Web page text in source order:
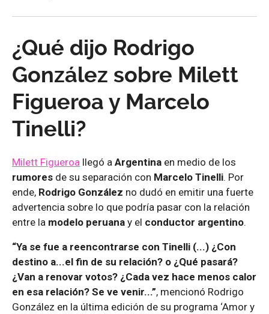
¿Qué dijo Rodrigo
González sobre Milett
Figueroa y Marcelo
Tinelli?
Milett Figueroa llegó a Argentina en medio de los
rumores de su separación con Marcelo Tinelli. Por
ende, Rodrigo González no dudó en emitir una fuerte
advertencia sobre lo que podría pasar con la relación
entre la modelo peruana y el conductor argentino.
“Ya se fue a reencontrarse con Tinelli (...) ¿Con
destino a...el fin de su relación? o ¿Qué pasará?
¿Van a renovar votos? ¿Cada vez hace menos calor
en esa relación? Se ve venir...”, mencionó Rodrigo
González en la última edición de su programa ‘Amor y